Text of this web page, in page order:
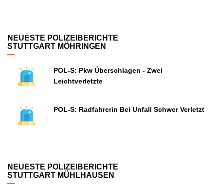
NEUESTE POLIZEIBERICHTE
STUTTGART MÖHRINGEN
POL-S: Pkw Überschlagen - Zwei
Leichtverletzte
POL-S: Radfahrerin Bei Unfall Schwer Verletzt
NEUESTE POLIZEIBERICHTE
STUTTGART MÜHLHAUSEN